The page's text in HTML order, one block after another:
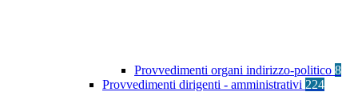
Provvedimenti organi indirizzo-politico 8
Provvedimenti dirigenti - amministrativi 224